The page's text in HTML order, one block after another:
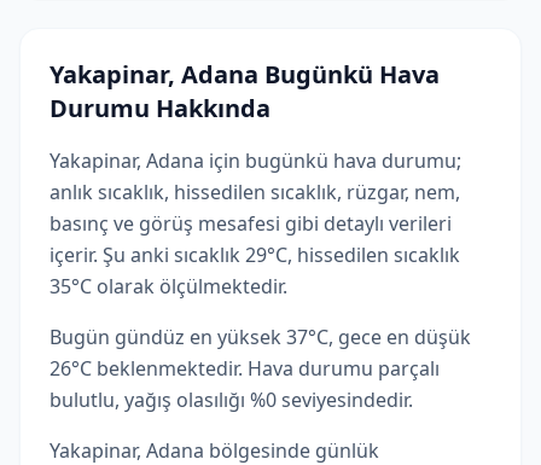
Yakapinar, Adana Bugünkü Hava
Durumu Hakkında
Yakapinar, Adana için bugünkü hava durumu;
anlık sıcaklık, hissedilen sıcaklık, rüzgar, nem,
basınç ve görüş mesafesi gibi detaylı verileri
içerir. Şu anki sıcaklık 29°C, hissedilen sıcaklık
35°C olarak ölçülmektedir.
Bugün gündüz en yüksek 37°C, gece en düşük
26°C beklenmektedir. Hava durumu parçalı
bulutlu, yağış olasılığı %0 seviyesindedir.
Yakapinar, Adana bölgesinde günlük